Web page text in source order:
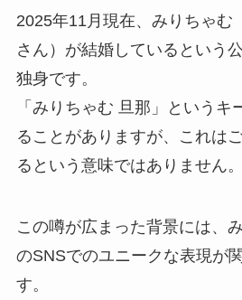
2025年11月現在、みりちゃむ
さん）が結婚しているという
独身です。
「みりちゃむ 旦那」というキ
ることがありますが、これは
るという意味ではありません。
この噂が広まった背景には、
のSNSでのユニークな表現が
す。